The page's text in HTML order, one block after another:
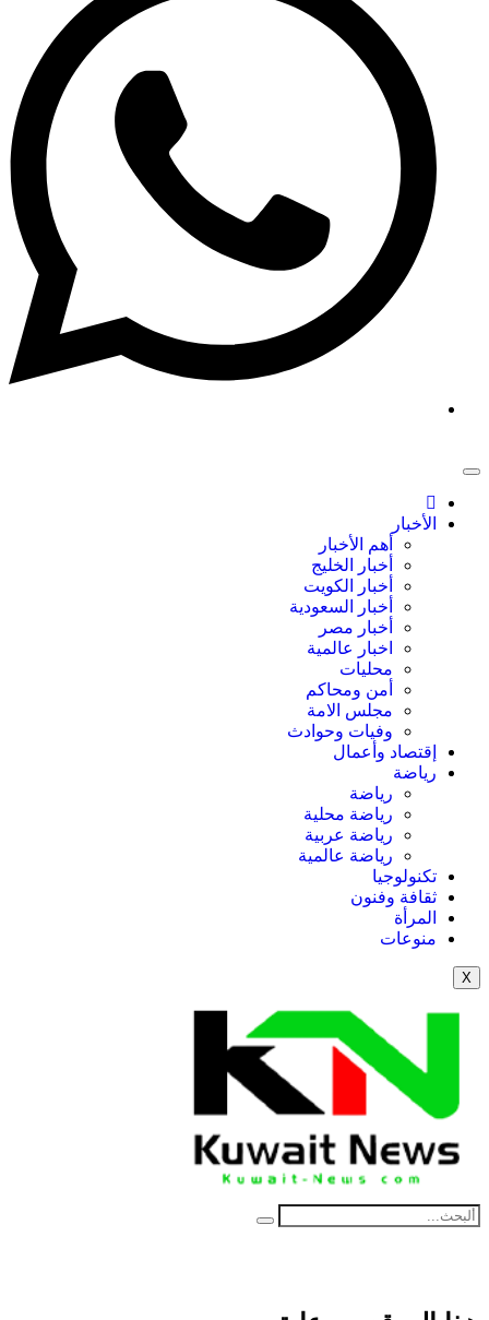
الأخبار
أهم الأخبار
أخبار الخليج
أخبار الكويت
أخبار السعودية
أخبار مصر
اخبار عالمية
محليات
أمن ومحاكم
مجلس الامة
وفيات وحوادث
إقتصاد وأعمال
رياضة
رياضة
رياضة محلية
رياضة عربية
رياضة عالمية
تكنولوجيا
ثقافة وفنون
المرأة
منوعات
News